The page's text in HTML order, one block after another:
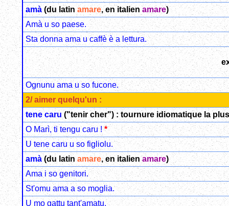
amà(du latin amare, en italienamare)
Amà u so paese.
Sta donna ama u caffè è a lettura.
Ognunu ama u so fucone.
2/ aimer quelqu'un :
tene caru ("tenir cher") : tournure idiomatique la
O Marì, ti tengu caru !*
U tene caru u so figliolu.
amà(du latinamare, en italienamare)
Ama i so genitori.
St'omu ama a so moglia.
U mo gattu tant'amatu.